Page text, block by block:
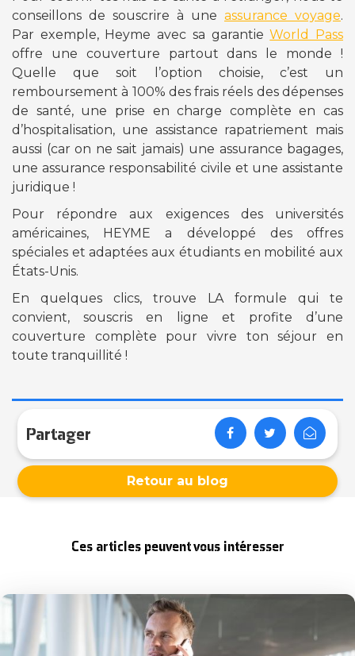
conseillons de souscrire à une assurance voyage.
Par exemple, Heyme avec sa garantieWorld Pass
offre une couverture partout dans le monde !
Quelle que soit l’option choisie, c’est un
remboursement à 100% des frais réels des dépenses
de santé, une prise en charge complète en cas
d’hospitalisation, une assistance rapatriement mais
aussi (car on ne sait jamais) une assurance bagages,
une assurance responsabilité civile et une assistante
juridique !
Pour répondre aux exigences des universités
américaines, HEYME a développé des offres
spéciales et adaptées aux étudiants en mobilité aux
États-Unis.
En quelques clics, trouve LA formule qui te
convient, souscris en ligne et profite d’une
couverture complète pour vivre ton séjour en
toute tranquillité !
Partager
Retour au blog
Ces articles peuvent vous intéresser